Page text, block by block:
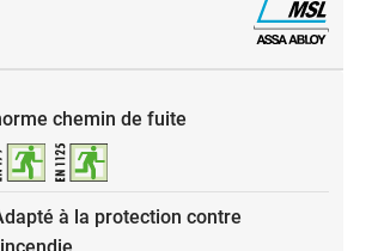
chemin de fuite
à la protection contre